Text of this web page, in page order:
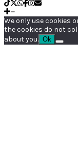
We only use cookies
the cookies do not
about you. Ok